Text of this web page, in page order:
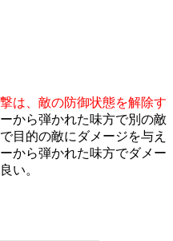
は、敵の防御状態を解除す
から弾かれた味方で別の敵
目的の敵にダメージを与え
から弾かれた味方でダメー
い。